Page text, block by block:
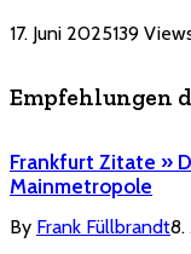
17. Juni 2025139
Empfehlungen
Frankfurt Zitate »
Mainmetropole
By Frank Füllbrandt8.